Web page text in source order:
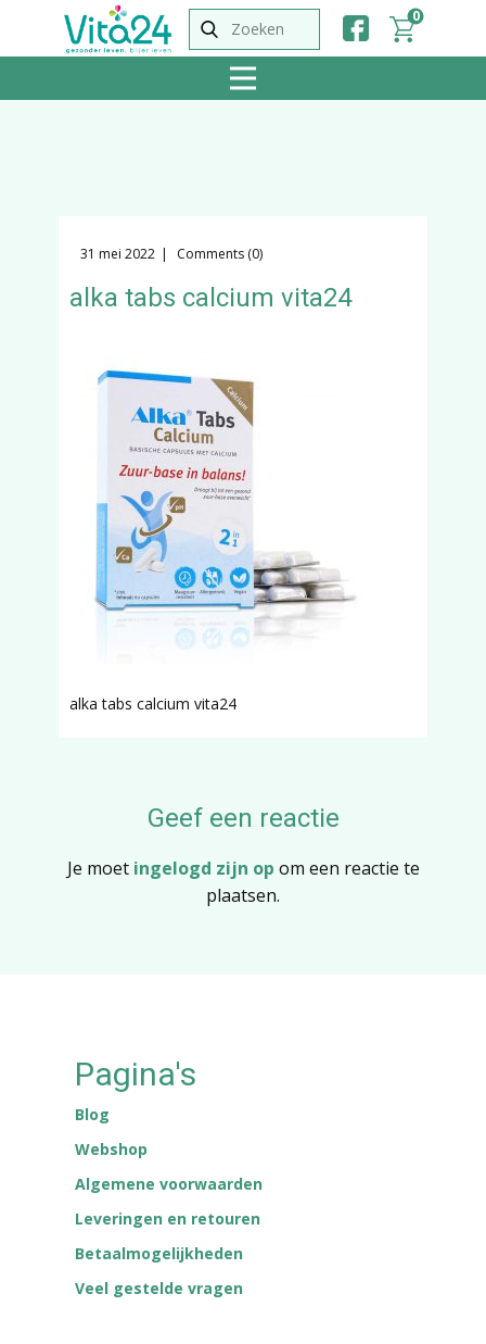
0
31 mei 2022 Comments (0)
alka tabs calcium vita24
alka tabs calcium vita24
Geef een reactie
Je moet ingelogd zijn op om een reactie te
plaatsen.
Pagina's
Blog
Webshop
Algemene voorwaarden
Leveringen en retouren
Betaalmogelijkheden
Veel gestelde vragen